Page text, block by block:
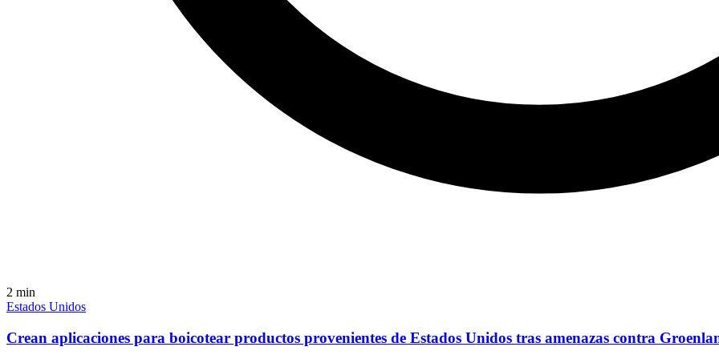
2 min
Estados Unidos
Crean aplicaciones para boicotear productos provenientes de Estados Unidos tras amenazas contra